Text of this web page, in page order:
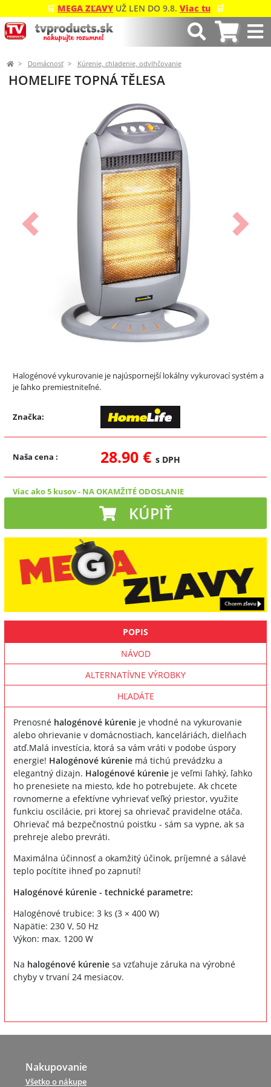
🛒 MEGA ZĽAVY UŽ LEN DO 9.8. Viac tu 🛒
Domácnosť Kúrenie, chladenie, odvlhčovanie
HOMELIFE TOPNÁ TĚLESA
Predchádzajúci Ďalší
Halogénové vykurovanie je najúspornejší lokálny vykurovací systém a
je ľahko premiestniteľné.
Značka:
Naša cena : 28.90 € s DPH
Viac ako 5 kusov- NA OKAMŽITÉ ODOSLANIE
KÚPIŤ
POPIS
NÁVOD
ALTERNATÍVNE VÝROBKY
HĽADÁTE
Prenosné halogénové kúrenie je vhodné na vykurovanie
alebo ohrievanie v domácnostiach, kanceláriách, dielňach
atď.Malá investícia, ktorá sa vám vráti v podobe úspory
energie! Halogénové kúrenie má tichú prevádzku a
elegantný dizajn. Halogénové kúrenie je veľmi ľahký, ľahko
ho prenesiete na miesto, kde ho potrebujete. Ak chcete
rovnomerne a efektívne vyhrievať veľký priestor, využite
funkciu oscilácie, pri ktorej sa ohrievač pravidelne otáča.
Ohrievač má bezpečnostnú poistku - sám sa vypne, ak sa
prehreje alebo prevráti.
Maximálna účinnosť a okamžitý účinok, príjemné a sálavé
teplo pocítite ihneď po zapnutí!
Halogénové kúrenie - technické parametre:
Halogénové trubice: 3 ks (3 × 400 W)
Napätie: 230 V, 50 Hz
Výkon: max. 1200 W
Na halogénové kúrenie sa vzťahuje záruka na výrobné
chyby v trvaní 24 mesiacov.
Nakupovanie
Všetko o nákupe